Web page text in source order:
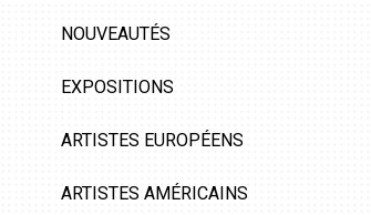
NOUVEAUTÉS
EXPOSITIONS
ARTISTES EUROPÉENS
ARTISTES AMÉRICAINS